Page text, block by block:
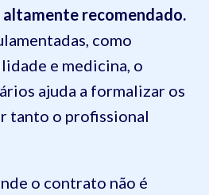
recomendado.
como
e medicina, o
ajuda a formalizar os
tanto o profissional
o contrato não é